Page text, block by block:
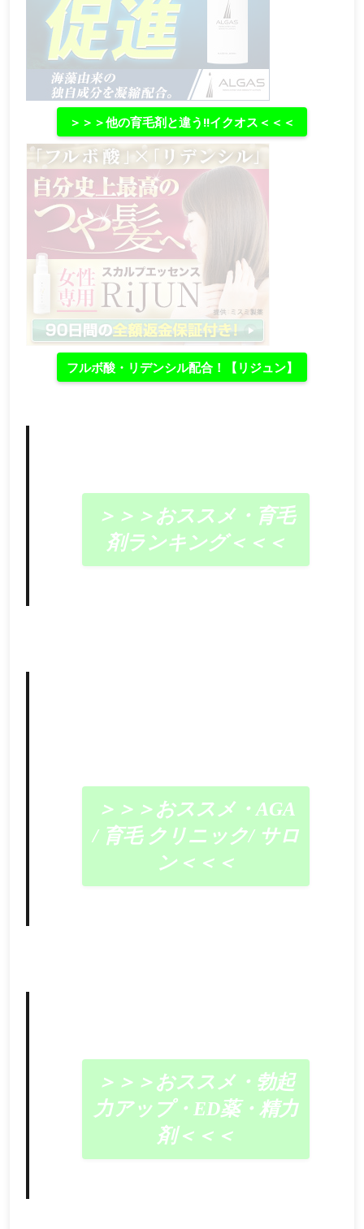
＞＞＞他の育毛剤と違う‼イクオス＜＜＜
フルボ酸・リデンシル配合！【リジュン】
＞＞＞おススメ・育毛
剤ランキング＜＜＜
＞＞＞おススメ・AGA
/ 育毛 クリニック/ サロ
ン＜＜＜
＞＞＞おススメ・勃起
力アップ・ED薬・精力
剤＜＜＜